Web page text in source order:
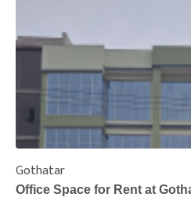
Gothatar
Office Space for Rent at